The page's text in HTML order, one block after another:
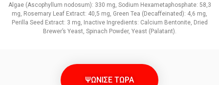
Algae (Ascophyllum nodosum): 330 mg, Sodium Hexametaphosphate: 58,3
mg, Rosemary Leaf Extract: 40,5 mg, Green Tea (Decaffeinated): 4,6 mg,
Perilla Seed Extract: 3 mg, Inactive Ingredients: Calcium Bentonite, Dried
Brewer’s Yeast, Spinach Powder, Yeast (Palatant).
ΨΩΝΙΣΕ ΤΩΡΑ